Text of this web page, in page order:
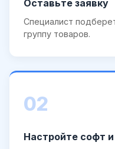
Оставьте заявку
Специалист
группу товаров.
02
Настройте софт